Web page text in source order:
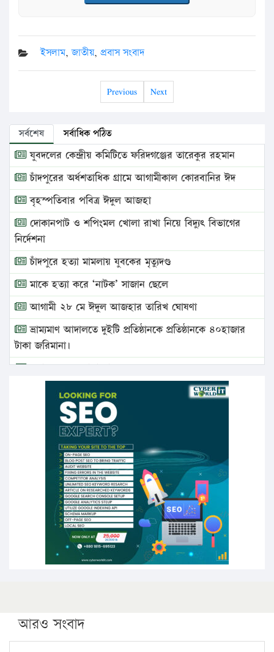
ইসলাম,জাতীয়, প্রবাস সংবাদ
Previous Next
সর্বশেষ সর্বাধিক পঠিত
যুবদলের কেন্দ্রীয় কমিটিতে ফরিদগঞ্জের তারেকুর রহমান
চাঁদপুরের অর্ধশতাধিক গ্রামে আগামীকাল কোরবানির ঈদ
বৃহস্পতিবার পবিত্র ঈদুল আজহা
দোকানপাট ও শপিংমল খোলা রাখা নিয়ে বিদ্যুৎ বিভাগের
নির্দেশনা
চাঁদপুরে হত্যা মামলায় যুবকের মৃত্যুদণ্ড
মাকে হত্যা করে ‘নাটক’ সাজান ছেলে
আগামী ২৮ মে ঈদুল আজহার তারিখ ঘোষণা
ভ্রাম্যমাণ আদালতে দুইটি প্রতিষ্ঠানকে প্রতিষ্ঠানকে ৪০হাজার
টাকা জরিমানা।
এবার লঞ্চের ভাড়া বাড়ল
১৭ থেকে ২১ শতাংশ বিদ্যুতের দাম বাড়ানোর প্রস্তাব পিডিবির
১৬ মে চাঁদপুর ও ২৫ মে ফেনী সফরে যাবেন প্রধানমন্ত্রী
উচ্চশিক্ষায় গৌরবময় অর্জন: পূর্ণ স্কলারশিপে যুক্তরাষ্ট্রে
পিএইচডি করছেন কুয়েটের কৃতি…
সারা দেশে বজ্রাঘাতে ১৪ জনের প্রাণহানি
কঠোর হচ্ছে এসএসসি ও এইচএসসি পরীক্ষা
ফরিদগঞ্জে আগুনে পুড়লো ৬ ব্যবসা প্রতিষ্ঠান
আরও সংবাদ